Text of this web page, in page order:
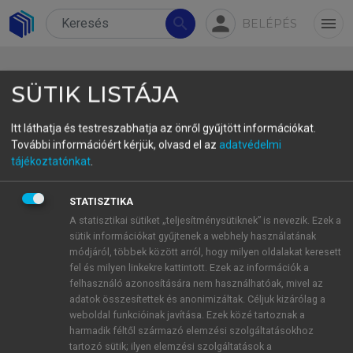
search person BELÉPÉS menu
3.1. A műszaki dokumentáció
minősége, a fordítási
minőségirányítás nulladik
lépése
Napjainkban a folyamatok megértéséhez gyakran
képeket, videókat veszünk igénybe, azonban a
műszaki dokumentáció sokszor ennél jóval
„hagyományosabb” formában jön létre. A
dokumentáció gyakran nehezen érthető
SÜTIK LISTÁJA
Itt láthatja és testreszabhatja az önről gyűjtött információkat.
További információért kérjük, olvasd el az adatvédelmi
tájékoztatónkat.
STATISZTIKA
A statisztikai sütiket „teljesítménysütiknek” is nevezik. Ezek a
sütik információkat gyűjtenek a webhely használatának
módjáról, többek között arról, hogy milyen oldalakat keresett
fel és milyen linkekre kattintott. Ezek az információk a
felhasználó azonosítására nem használhatóak, mivel az
adatok összesítettek és anonimizáltak. Céljuk kizárólag a
weboldal funkcióinak javítása. Ezek közé tartoznak a
harmadik féltől származó elemzési szolgáltatásokhoz
tartozó sütik; ilyen elemzési szolgáltatások a